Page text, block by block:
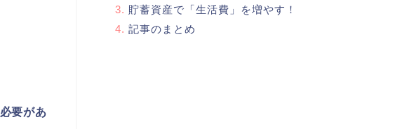
要があ
貯蓄資産で「生活費」を増やす！
記事のまとめ